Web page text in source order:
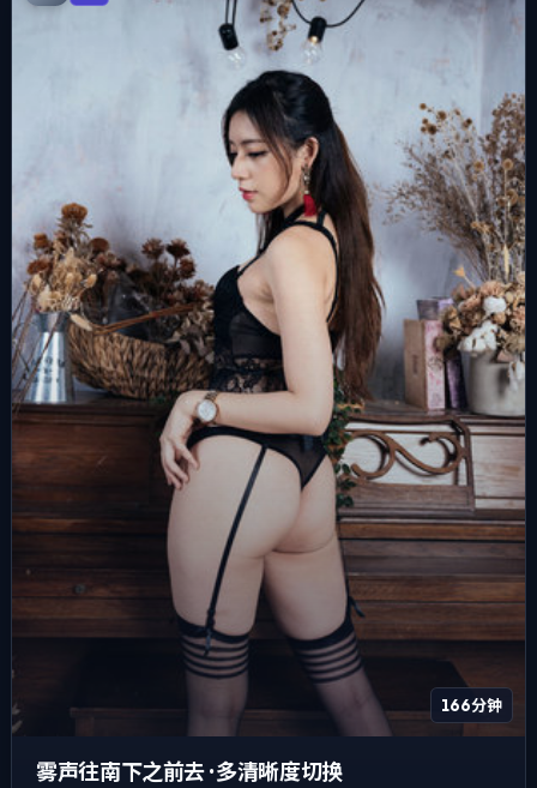
166分钟
雾声往南下之前去 · 多清晰度切换